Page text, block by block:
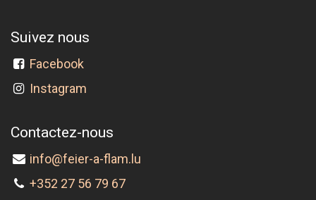
Suivez nous
Facebook
Instagram
Contactez-nous
info@feier-a-flam.lu
+352 27 56 79 67